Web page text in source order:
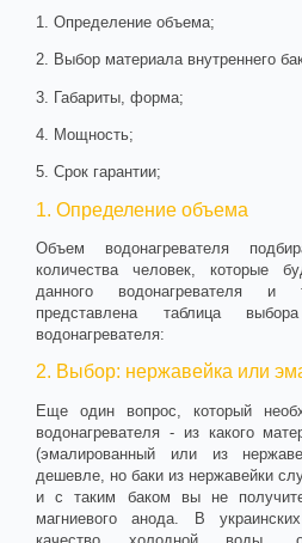
1. Определение объема;
2. Выбор материала внутреннего
3. Габариты, форма;
4. Мощность;
5. Срок гарантии;
1. Определение объема
Объем водонагревателя
количества человек, которые
данного водонагревателя и
представлена таблица
водонагревателя:
2. Выбор: нержавейка или
Еще один вопрос, который
водонагревателя - из какого
(эмалированный или из
дешевле, но баки из нержавейки
и с таким баком вы не
магниевого анода. В